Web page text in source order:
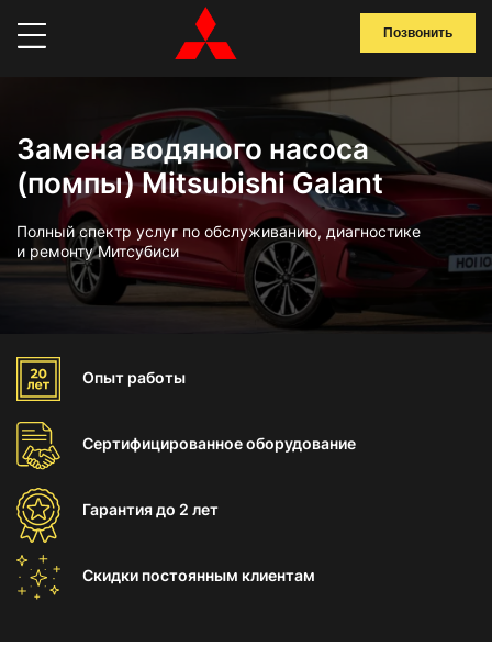
Позвонить
Замена водяного насоса
(помпы) Mitsubishi Galant
Полный спектр услуг по обслуживанию, диагностике
и ремонту Митсубиси
Опыт работы
Сертифицированноеоборудование
Гарантиядо 2 лет
Скидки постоянным клиентам